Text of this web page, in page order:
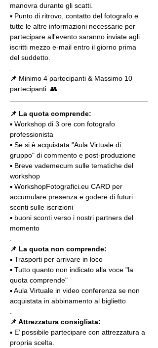
manovra durante gli scatti.
▪️ Punto di ritrovo, contatto del fotografo e
tutte le altre informazioni necessarie per
partecipare all'evento saranno inviate agli
iscritti mezzo e-mail entro il giorno prima
del suddetto.
📌 Minimo 4 partecipanti & Massimo 10
partecipanti  👥
📌 La quota comprende:
▪️ Workshop di 3 ore con fotografo
professionista
▪️ Se si è acquistata "Aula Virtuale di
gruppo" di commento e post-produzione
▪️ Breve vademecum sulle tematiche del
workshop
▪️ WorkshopFotografici.eu CARD per
accumulare presenza e godere di futuri
sconti sulle iscrizioni
▪️ buoni sconti verso i nostri partners del
momento
📌 La quota non comprende:
▪️ Trasporti per arrivare in loco
▪️ Tutto quanto non indicato alla voce "la
quota comprende"
▪️ Aula Virtuale in video conferenza se non
acquistata in abbinamento al biglietto
📌 Attrezzatura consigliata:
▪️ E’ possibile partecipare con attrezzatura a
propria scelta.